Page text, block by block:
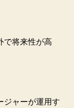
で将来性が高
ジャーが運用す